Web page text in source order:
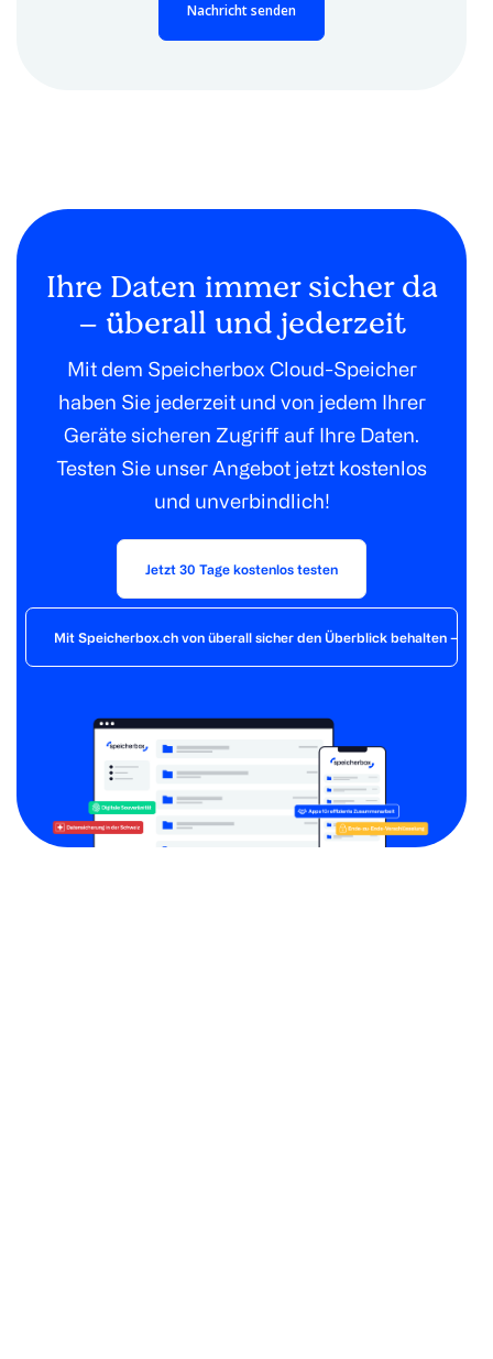
Nachricht senden
Ihre Daten immer sicher da
– überall und jederzeit
Mit dem Speicherbox Cloud-Speicher
haben Sie jederzeit und von jedem Ihrer
Geräte sicheren Zugriff auf Ihre Daten.
Testen Sie unser Angebot jetzt kostenlos
und unverbindlich!
Jetzt 30 Tage kostenlos testen
Mit Speicherbox.ch von überall sicher den Überblick behalten – der